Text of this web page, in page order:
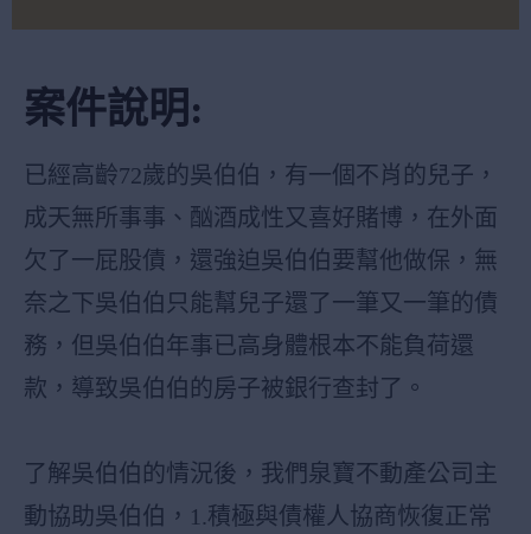
案件說明:
已經高齡72歲的吳伯伯，有一個不肖的兒子，
成天無所事事、酗酒成性又喜好賭博，在外面
欠了一屁股債，還強迫吳伯伯要幫他做保，無
奈之下吳伯伯只能幫兒子還了一筆又一筆的債
務，但吳伯伯年事已高身體根本不能負荷還
款，導致吳伯伯的房子被銀行查封了。
了解吳伯伯的情況後，我們泉寶不動產公司主
動協助吳伯伯，1.積極與債權人協商恢復正常